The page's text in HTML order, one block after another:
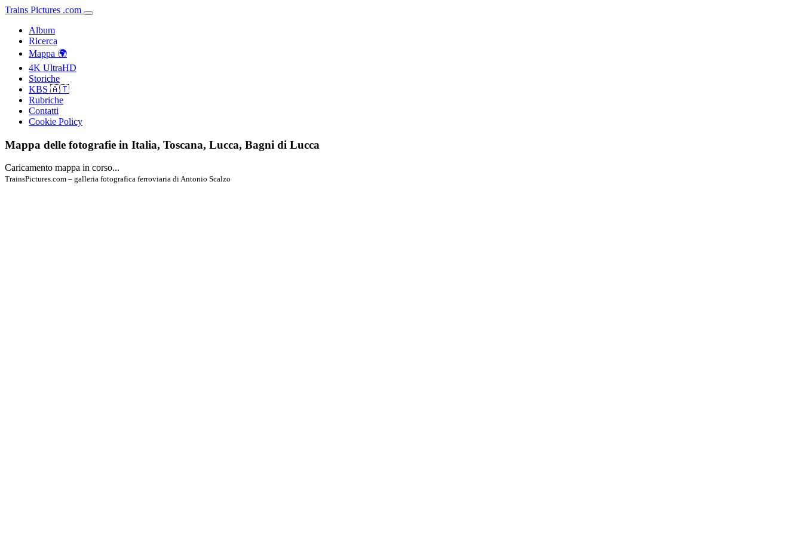
Trains Pictures .com
Album
Ricerca
Mappa 🌍
4K UltraHD
Storiche
KBS 🇦🇹
Rubriche
Contatti
Cookie Policy
Mappa delle fotografie in Italia, Toscana, Lucca, Bagni di Lucca
Caricamento mappa in corso...
TrainsPictures.com – galleria fotografica ferroviaria di Antonio Scalzo